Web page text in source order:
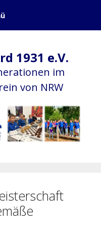
1931 e.V.
im
von NRW